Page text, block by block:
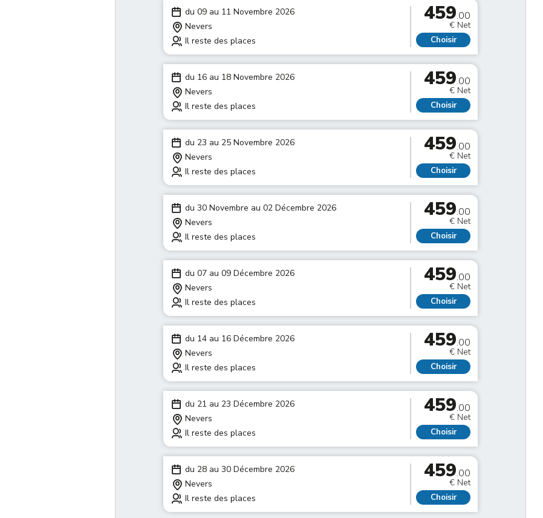
du 09 au 11 Novembre 2026
Nevers
Il reste des places
459.00
€ Net
Choisir
du 16 au 18 Novembre 2026
Nevers
Il reste des places
459.00
€ Net
Choisir
du 23 au 25 Novembre 2026
Nevers
Il reste des places
459.00
€ Net
Choisir
du 30 Novembre au 02 Décembre 2026
Nevers
Il reste des places
459.00
€ Net
Choisir
du 07 au 09 Décembre 2026
Nevers
Il reste des places
459.00
€ Net
Choisir
du 14 au 16 Décembre 2026
Nevers
Il reste des places
459.00
€ Net
Choisir
du 21 au 23 Décembre 2026
Nevers
Il reste des places
459.00
€ Net
Choisir
du 28 au 30 Décembre 2026
Nevers
Il reste des places
459.00
€ Net
Choisir